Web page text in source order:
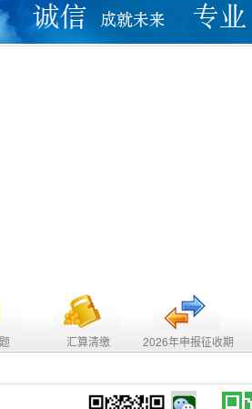
汇算清缴 2026年申报征收期